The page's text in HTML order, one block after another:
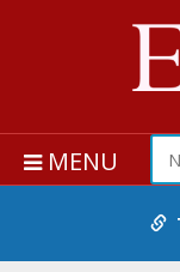
MENU